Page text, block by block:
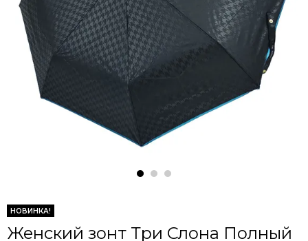
НОВИНКА!
Женский зонт Три Слона Полный